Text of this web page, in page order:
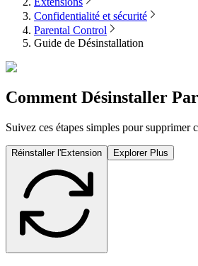
Confidentialité et sécurité
Parental Control
Guide de Désinstallation
Comment Désinstaller
Suivez ces étapes simples pour supprimer
Réinstaller l'Extension Explorer Plus